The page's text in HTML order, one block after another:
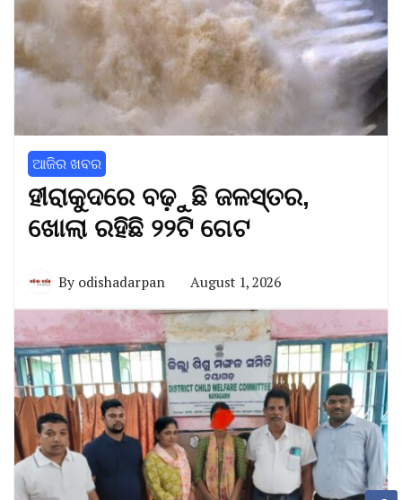
ଆଜିର ଖବର
ହୀରାକୁଦରେ ବଢ଼ୁଛି ଜଳସ୍ତର,
ଖୋଲା ରହିଛି ୨୨ଟି ଗେଟ
By odishadarpan August 1, 2026